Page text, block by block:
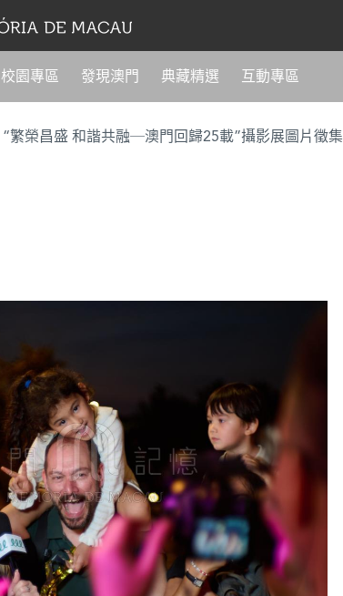
校園專區 發現澳門 典藏精選 互動專區
“繁榮昌盛 和諧共融─澳門回歸25載”攝影展圖片徵集